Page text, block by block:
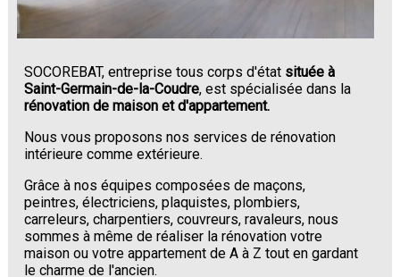
SOCOREBAT, entreprise tous corps d'état située à
Saint-Germain-de-la-Coudre, est spécialisée dans la
rénovation de maison et d'appartement.
Nous vous proposons nos services de rénovation
intérieure comme extérieure.
Grâce à nos équipes composées de maçons,
peintres, électriciens, plaquistes, plombiers,
carreleurs, charpentiers, couvreurs, ravaleurs, nous
sommes à même de réaliser la rénovation votre
maison ou votre appartement de A à Z tout en gardant
le charme de l'ancien.